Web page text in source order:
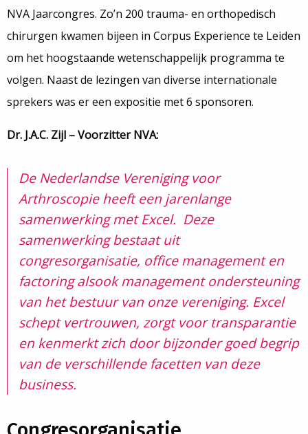
NVA Jaarcongres. Zo’n 200 trauma- en orthopedisch
chirurgen kwamen bijeen in Corpus Experience te Leiden
om het hoogstaande wetenschappelijk programma te
volgen. Naast de lezingen van diverse internationale
sprekers was er een expositie met 6 sponsoren.
Dr. J.A.C. Zijl – Voorzitter NVA:
De Nederlandse Vereniging voor
Arthroscopie heeft een jarenlange
samenwerking met Excel. Deze
samenwerking bestaat uit
congresorganisatie, office management en
factoring alsook management ondersteuning
van het bestuur van onze vereniging. Excel
schept vertrouwen, zorgt voor transparantie
en kenmerkt zich door bijzonder goed begrip
van de verschillende facetten van deze
business.